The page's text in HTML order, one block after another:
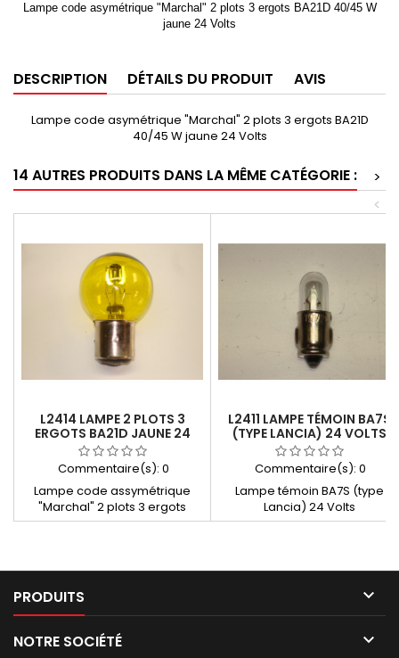
Lampe code asymétrique "Marchal" 2 plots 3 ergots BA21D 40/45 W
jaune 24 Volts
DESCRIPTION DÉTAILS DU PRODUIT AVIS
Lampe code asymétrique "Marchal" 2 plots 3 ergots BA21D
40/45 W jaune 24 Volts
14 AUTRES PRODUITS DANS LA MÊME CATÉGORIE :
>
<
L2414 LAMPE 2 PLOTS 3
ERGOTS BA21D JAUNE 24
VOLTS 36/36W
Commentaire(s): 0
Lampe code assymétrique
"Marchal" 2 plots 3 ergots
BA21D 36/36W jaune
L2411 LAMPE TÉMOIN BA7S
(TYPE LANCIA) 24 VOLTS
Commentaire(s): 0
Lampe témoin BA7S (type
Lancia) 24 Volts
PRODUITS 
NOTRE SOCIÉTÉ 